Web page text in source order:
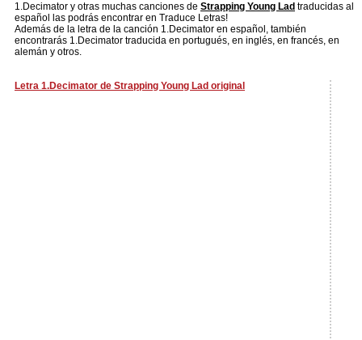
1.Decimator y otras muchas canciones de Strapping Young Lad traducidas al
español las podrás encontrar en Traduce Letras!
Además de la letra de la canción 1.Decimator en español, también
encontrarás 1.Decimator traducida en portugués, en inglés, en francés, en
alemán y otros.
Letra 1.Decimator de Strapping Young Lad original